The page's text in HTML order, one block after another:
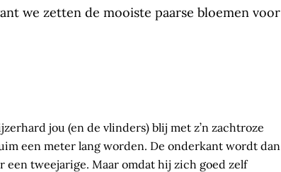
we zetten de mooiste paarse bloemen voor
jou (en de vlinders) blij met z’n zachtroze
een meter lang worden. De onderkant wordt dan
een tweejarige. Maar omdat hij zich goed zelf